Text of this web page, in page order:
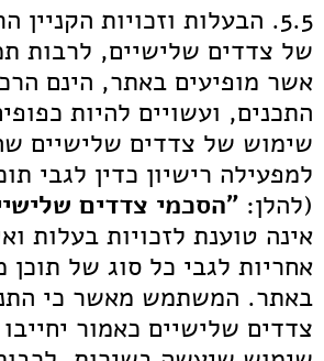
5.5. הבעלות וזכויות הקניין
של צדדים שלישיים, לרבות
אשר מופיעים באתר, הינם
התכנים, ועשויים להיות
שימוש של צדדים שלישיים
למפעילה רישיון כדין לגבי
(להלן: "הסכמי צדדים
אינה טוענת לזכויות בעלות
אחריות לגבי כל סוג של תוכן
באתר. המשתמש מאשר כי
צדדים שלישיים כאמור